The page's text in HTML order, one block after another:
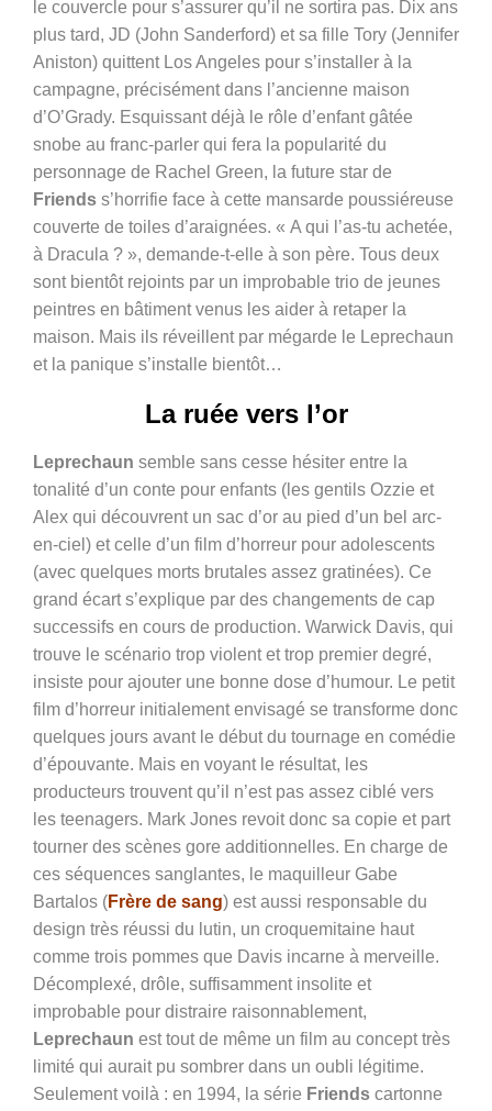
le couvercle pour s’assurer qu’il ne sortira pas. Dix ans
plus tard, JD (John Sanderford) et sa fille Tory (Jennifer
Aniston) quittent Los Angeles pour s’installer à la
campagne, précisément dans l’ancienne maison
d’O’Grady. Esquissant déjà le rôle d’enfant gâtée
snobe au franc-parler qui fera la popularité du
personnage de Rachel Green, la future star de
Friends s’horrifie face à cette mansarde poussiéreuse
couverte de toiles d’araignées. « A qui l’as-tu achetée,
à Dracula ? », demande-t-elle à son père. Tous deux
sont bientôt rejoints par un improbable trio de jeunes
peintres en bâtiment venus les aider à retaper la
maison. Mais ils réveillent par mégarde le Leprechaun
et la panique s’installe bientôt…
La ruée vers l’or
Leprechaun semble sans cesse hésiter entre la
tonalité d’un conte pour enfants (les gentils Ozzie et
Alex qui découvrent un sac d’or au pied d’un bel arc-
en-ciel) et celle d’un film d’horreur pour adolescents
(avec quelques morts brutales assez gratinées). Ce
grand écart s’explique par des changements de cap
successifs en cours de production. Warwick Davis, qui
trouve le scénario trop violent et trop premier degré,
insiste pour ajouter une bonne dose d’humour. Le petit
film d’horreur initialement envisagé se transforme donc
quelques jours avant le début du tournage en comédie
d’épouvante. Mais en voyant le résultat, les
producteurs trouvent qu’il n’est pas assez ciblé vers
les teenagers. Mark Jones revoit donc sa copie et part
tourner des scènes gore additionnelles. En charge de
ces séquences sanglantes, le maquilleur Gabe
Bartalos ( Frère de sang) est aussi responsable du
design très réussi du lutin, un croquemitaine haut
comme trois pommes que Davis incarne à merveille.
Décomplexé, drôle, suffisamment insolite et
improbable pour distraire raisonnablement,
Leprechaun est tout de même un film au concept très
limité qui aurait pu sombrer dans un oubli légitime.
Seulement voilà : en 1994, la série Friends cartonne